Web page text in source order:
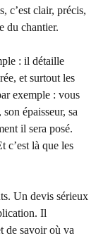
c’est clair, précis,
du chantier.
: il détaille
et surtout les
exemple : vous
épaisseur, sa
il sera posé.
c’est là que les
Un devis sérieux
Il
de savoir où va